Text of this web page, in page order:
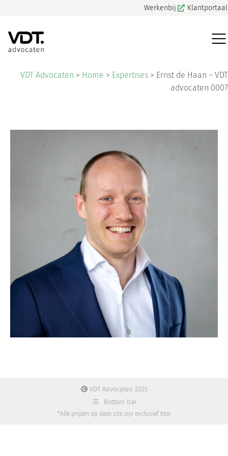
Werkenbij Klantportaal
VDT Advocaten > Home > Expertises > Ernst de Haan – VDT
advocaten 0007
VDT Advocaten 2025
Bottom bar
*Alle prijzen op deze site zijn exclusief btw.